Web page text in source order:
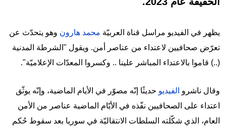
يظهر في الفيديو مراسل قناة العربيّة محمد هارون وهو يتحدّث عن
تعرّض صحافيين لاعتداء من عناصر أمن. ويقول "الشرطة المدنية
(..) قاموا بالاعتداء المباشر علينا .. وكسروا المعدّات الإعلاميّة".
وقال ناشرو الفيديو حديثًا إنّه مصوّر في الأيام الماضية، وإنّه يوثّق
اعتداء على الصحافيين نفّذه في الأيّام الماضية عناصر من الأمن
العام، الذي شكّلته السلطات الانتقاليّة في سوريا بعد سقوط حُكم